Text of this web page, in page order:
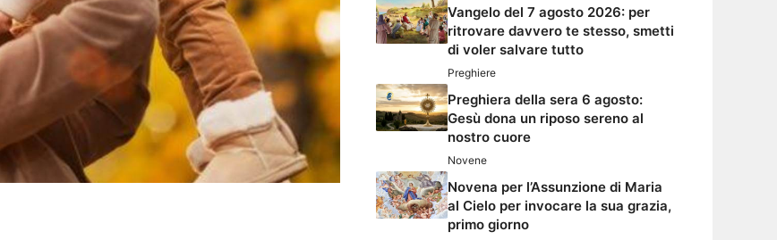
Vangelo del 7 agosto 2026: per
ritrovare davvero te stesso, smetti
di voler salvare tutto
Preghiere
Preghiera della sera 6 agosto:
Gesù dona un riposo sereno al
nostro cuore
Novene
Novena per l’Assunzione di Maria
al Cielo per invocare la sua grazia,
primo giorno